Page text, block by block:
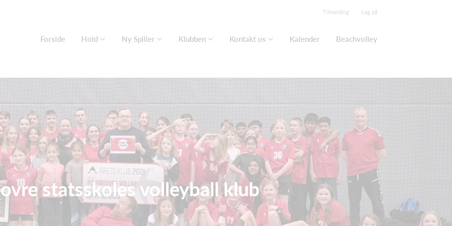
Tilmelding Log på
Forside Hold Ny Spiller Klubben Kontakt os Kalender Beachvolley
statsskoles volleyball klub